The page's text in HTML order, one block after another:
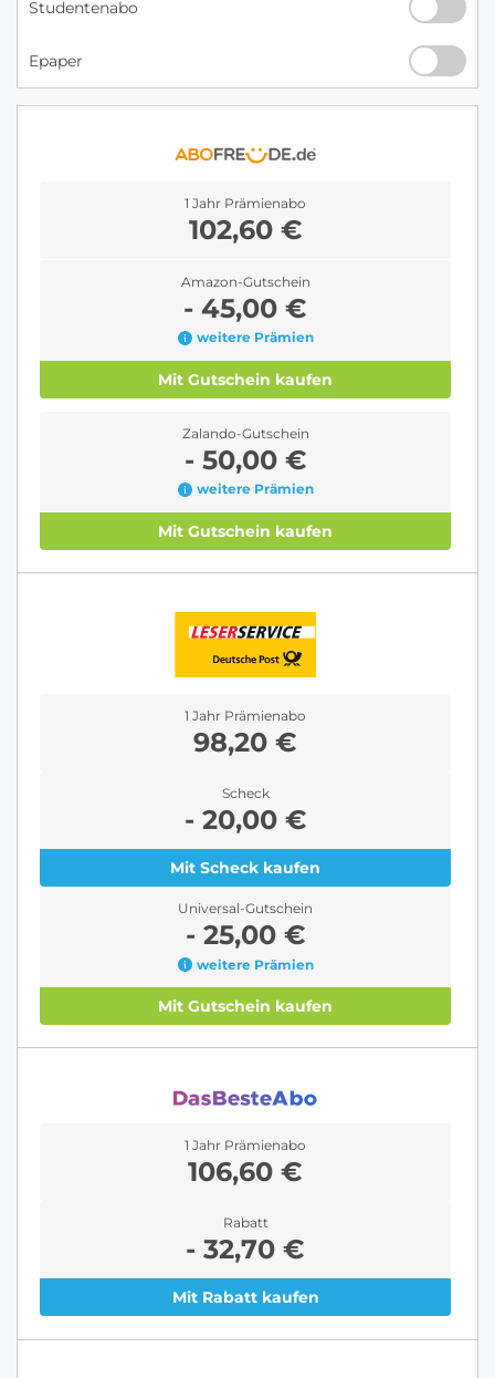
Studentenabo
Epaper
1 Jahr Prämienabo
102,60 €
Amazon-Gutschein
- 45,00 €
weitere Prämien
Mit Gutschein kaufen
Zalando-Gutschein
- 50,00 €
weitere Prämien
Mit Gutschein kaufen
1 Jahr Prämienabo
98,20 €
Scheck
- 20,00 €
Mit Scheck kaufen
Universal-Gutschein
- 25,00 €
weitere Prämien
Mit Gutschein kaufen
1 Jahr Prämienabo
106,60 €
Rabatt
- 32,70 €
Mit Rabatt kaufen